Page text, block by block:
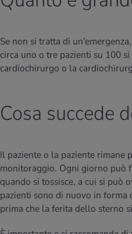
Se non si tratta di
circa uno o tre pazienti su 100
cardiochirurgo o la
Cosa succede
Il paziente o la paziente
monitoraggio. Ogni giorno può
quando si tossisce, a cui si può
pazienti sono di nuovo in
prima che la ferita dello sterno